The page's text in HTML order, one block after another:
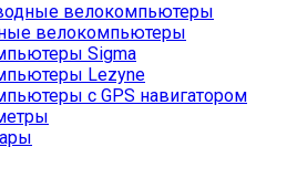
велокомпьютеры
велокомпьютеры
Sigma
Lezyne
с GPS навигатором